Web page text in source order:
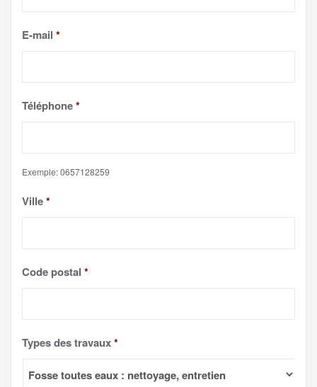
E-mail *
Téléphone*
Exemple: 0657128259
Ville*
Code postal *
Types des travaux*